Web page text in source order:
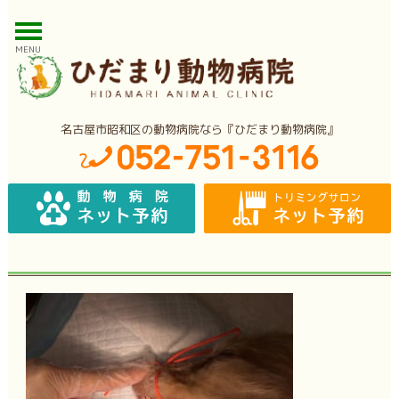
MENU
名古屋市昭和区の動物病院なら『ひだまり動物病院』